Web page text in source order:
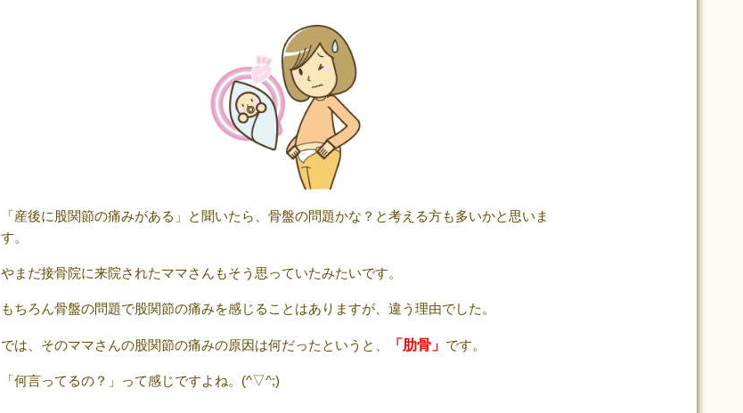
「産後に股関節の痛みがある」と聞いたら、骨盤の問題かな？と考える方も多いかと思いま
す。
やまだ接骨院に来院されたママさんもそう思っていたみたいです。
もちろん骨盤の問題で股関節の痛みを感じることはありますが、違う理由でした。
では、そのママさんの股関節の痛みの原因は何だったというと、 「肋骨」 です。
「何言ってるの？」って感じですよね。(^▽^;)